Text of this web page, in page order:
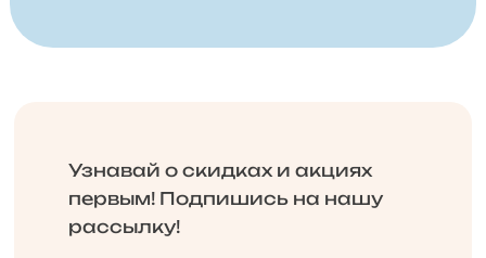
Узнавай о скидках и акциях
первым! Подпишись на нашу
рассылку!